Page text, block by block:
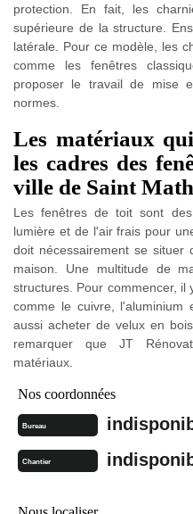
protection. En fait, les
supérieure de la structure.
latérale. Pour ce modèle, les
comme les fenêtres
proposer le travail de mise
normes.
Les matériaux
les cadres des
ville de Saint
Les fenêtres de toit sont
lumière et de l'air frais pour
doit nécessairement se situer
maison. Une multitude de
structures. Pour commencer,
comme le cuivre, l'aluminium
aussi acheter de velux en
remarquer que JT
matériaux.
Nos coordonnées
Bureau
Chantier